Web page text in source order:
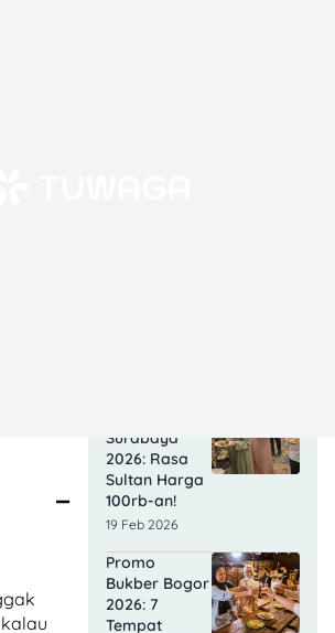
Surabaya
2026: Rasa
Sultan Harga
100rb-an!
19 Feb 2026
Promo
Bukber Bogor
2026: 7
Tempat